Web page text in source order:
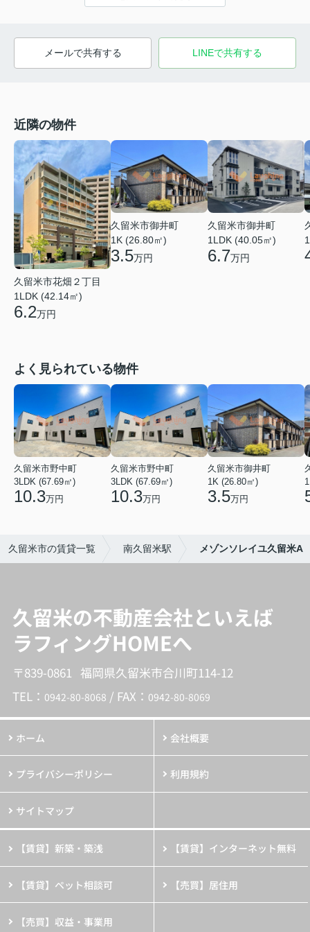
メールで共有する LINEで共有する
近隣の物件
久留米市花畑２丁目
1LDK (42.14㎡)
6.2万円
久留米市御井町
1K (26.80㎡)
3.5万円
久留米市御井町
1LDK (40.05㎡)
6.7万円
よく見られている物件
久留米市野中町
3LDK (67.69㎡)
10.3万円
久留米市野中町
3LDK (67.69㎡)
10.3万円
久留米市御井町
1K (26.80㎡)
3.5万円
久留米市の賃貸一覧 南久留米駅 メゾンソレイユ久留米A
久留米の不動産会社といえば
ラフィングHOMEへ
〒839-0861 福岡県久留米市合川町114-12
TEL： 0942-80-8068 / FAX： 0942-80-8069
ホーム 会社概要
プライバシーポリシー 利用規約
サイトマップ
【賃貸】新築・築浅 【賃貸】インターネット無料
【賃貸】ペット相談可 【売買】居住用
【売買】収益・事業用